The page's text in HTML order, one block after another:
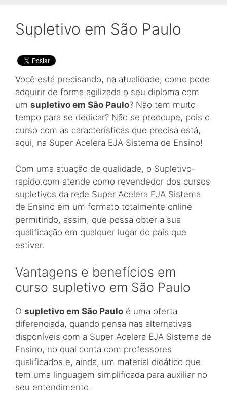
Supletivo em São Paulo
Você está precisando, na atualidade, como pode
adquirir de forma agilizada o seu diploma com
um supletivo em São Paulo? Não tem muito
tempo para se dedicar? Não se preocupe, pois o
curso com as características que precisa está,
aqui, na Super Acelera EJA Sistema de Ensino!
Com uma atuação de qualidade, o Supletivo-
rapido.com atende como revendedor dos cursos
supletivos da rede Super Acelera EJA Sistema
de Ensino em um formato totalmente online
permitindo, assim, que possa obter a sua
qualificação em qualquer lugar do país que
estiver.
Vantagens e benefícios em
curso supletivo em São Paulo
O supletivo em São Paulo é uma oferta
diferenciada, quando pensa nas alternativas
disponíveis com a Super Acelera EJA Sistema de
Ensino, no qual conta com professores
qualificados e, ainda, um material didático que
tem uma linguagem simplificada para auxiliar no
seu entendimento.